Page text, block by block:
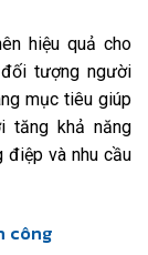
hiệu quả cho
tượng người
mục tiêu giúp
tăng khả năng
điệp và nhu cầu
công